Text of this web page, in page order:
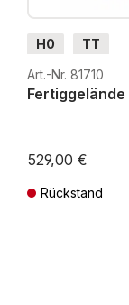
H0
TT
Art.-Nr. 81710
529,00 €
Rückstand